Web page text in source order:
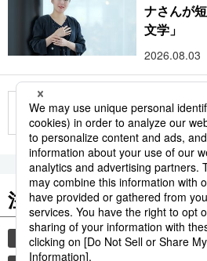
ナさんが
文学」
2026.08.03
もっと見る
注目のキーワード
共同通信ニュース 時事通信ニ